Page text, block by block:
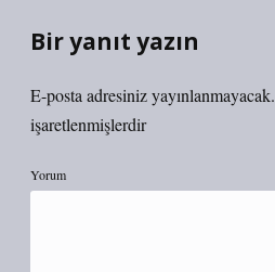
Bir yanıt yazın
E-posta adresiniz yayınlanmayacak.
işaretlenmişlerdir
Yorum